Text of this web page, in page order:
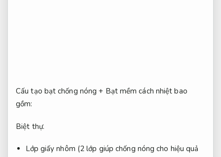
Cấu tạo bạt chống nóng + Bạt mềm cách nhiệt bao
gồm:
Biệt thự.
Lớp giấy nhôm (2 lớp giúp chống nóng cho hiệu quả